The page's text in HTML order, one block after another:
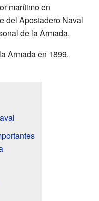
marítimo en
del Apostadero Naval
de la Armada.
Armada en 1899.